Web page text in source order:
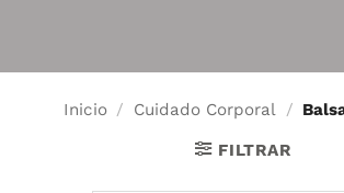
Inicio / Cuidado Corporal /
FILTRAR